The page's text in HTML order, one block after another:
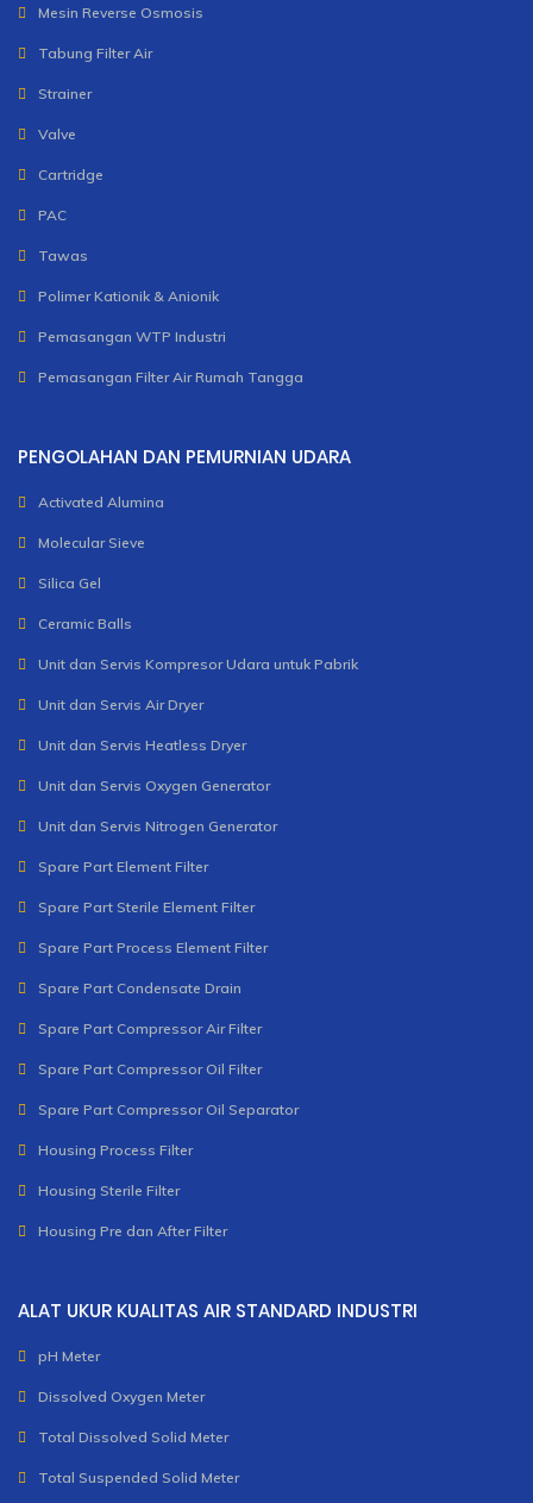
Mesin Reverse Osmosis
Tabung Filter Air
Strainer
Valve
Cartridge
PAC
Tawas
Polimer Kationik & Anionik
Pemasangan WTP Industri
Pemasangan Filter Air Rumah Tangga
PENGOLAHAN DAN PEMURNIAN UDARA
Activated Alumina
Molecular Sieve
Silica Gel
Ceramic Balls
Unit dan Servis Kompresor Udara untuk Pabrik
Unit dan Servis Air Dryer
Unit dan Servis Heatless Dryer
Unit dan Servis Oxygen Generator
Unit dan Servis Nitrogen Generator
Spare Part Element Filter
Spare Part Sterile Element Filter
Spare Part Process Element Filter
Spare Part Condensate Drain
Spare Part Compressor Air Filter
Spare Part Compressor Oil Filter
Spare Part Compressor Oil Separator
Housing Process Filter
Housing Sterile Filter
Housing Pre dan After Filter
ALAT UKUR KUALITAS AIR STANDARD INDUSTRI
pH Meter
Dissolved Oxygen Meter
Total Dissolved Solid Meter
Total Suspended Solid Meter